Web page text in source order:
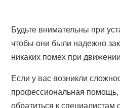
Будьте внимательны при
чтобы они были надежно
никаких помех при
Если у вас возникли
профессиональная
обратиться к специалистам